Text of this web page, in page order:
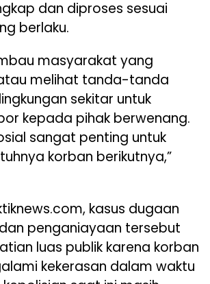
dan diproses sesuai
berlaku.
masyarakat yang
melihat tanda-tanda
sekitar untuk
kepada pihak berwenang.
sangat penting untuk
korban berikutnya,”
kasus dugaan
penganiayaan tersebut
luas publik karena korban
kekerasan dalam waktu